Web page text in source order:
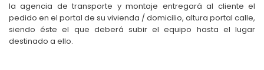
la agencia de transporte y montaje entregará al cliente el
pedido en el portal de su vivienda / domicilio, altura portal calle,
siendo éste el que deberá subir el equipo hasta el lugar
destinado a ello.